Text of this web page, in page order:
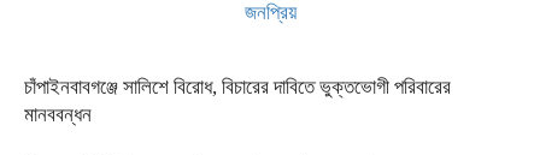
জনপ্রিয়
চাঁপাইনবাবগঞ্জে সালিশে বিরোধ, বিচারের দাবিতে ভুক্তভোগী পরিবারের
মানববন্ধন